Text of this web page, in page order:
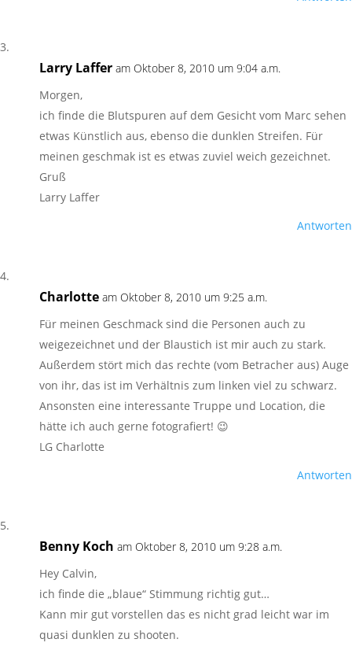
Larry Laffer am Oktober 8, 2010 um 9:04 a.m.
Morgen,
ich finde die Blutspuren auf dem Gesicht vom Marc sehen
etwas Künstlich aus, ebenso die dunklen Streifen. Für
meinen geschmak ist es etwas zuviel weich gezeichnet.
Gruß
Larry Laffer
Antworten
Charlotte am Oktober 8, 2010 um 9:25 a.m.
Für meinen Geschmack sind die Personen auch zu
weigezeichnet und der Blaustich ist mir auch zu stark.
Außerdem stört mich das rechte (vom Betracher aus) Auge
von ihr, das ist im Verhältnis zum linken viel zu schwarz.
Ansonsten eine interessante Truppe und Location, die
hätte ich auch gerne fotografiert! 😉
LG Charlotte
Antworten
Benny Koch am Oktober 8, 2010 um 9:28 a.m.
Hey Calvin,
ich finde die „blaue“ Stimmung richtig gut…
Kann mir gut vorstellen das es nicht grad leicht war im
quasi dunklen zu shooten.